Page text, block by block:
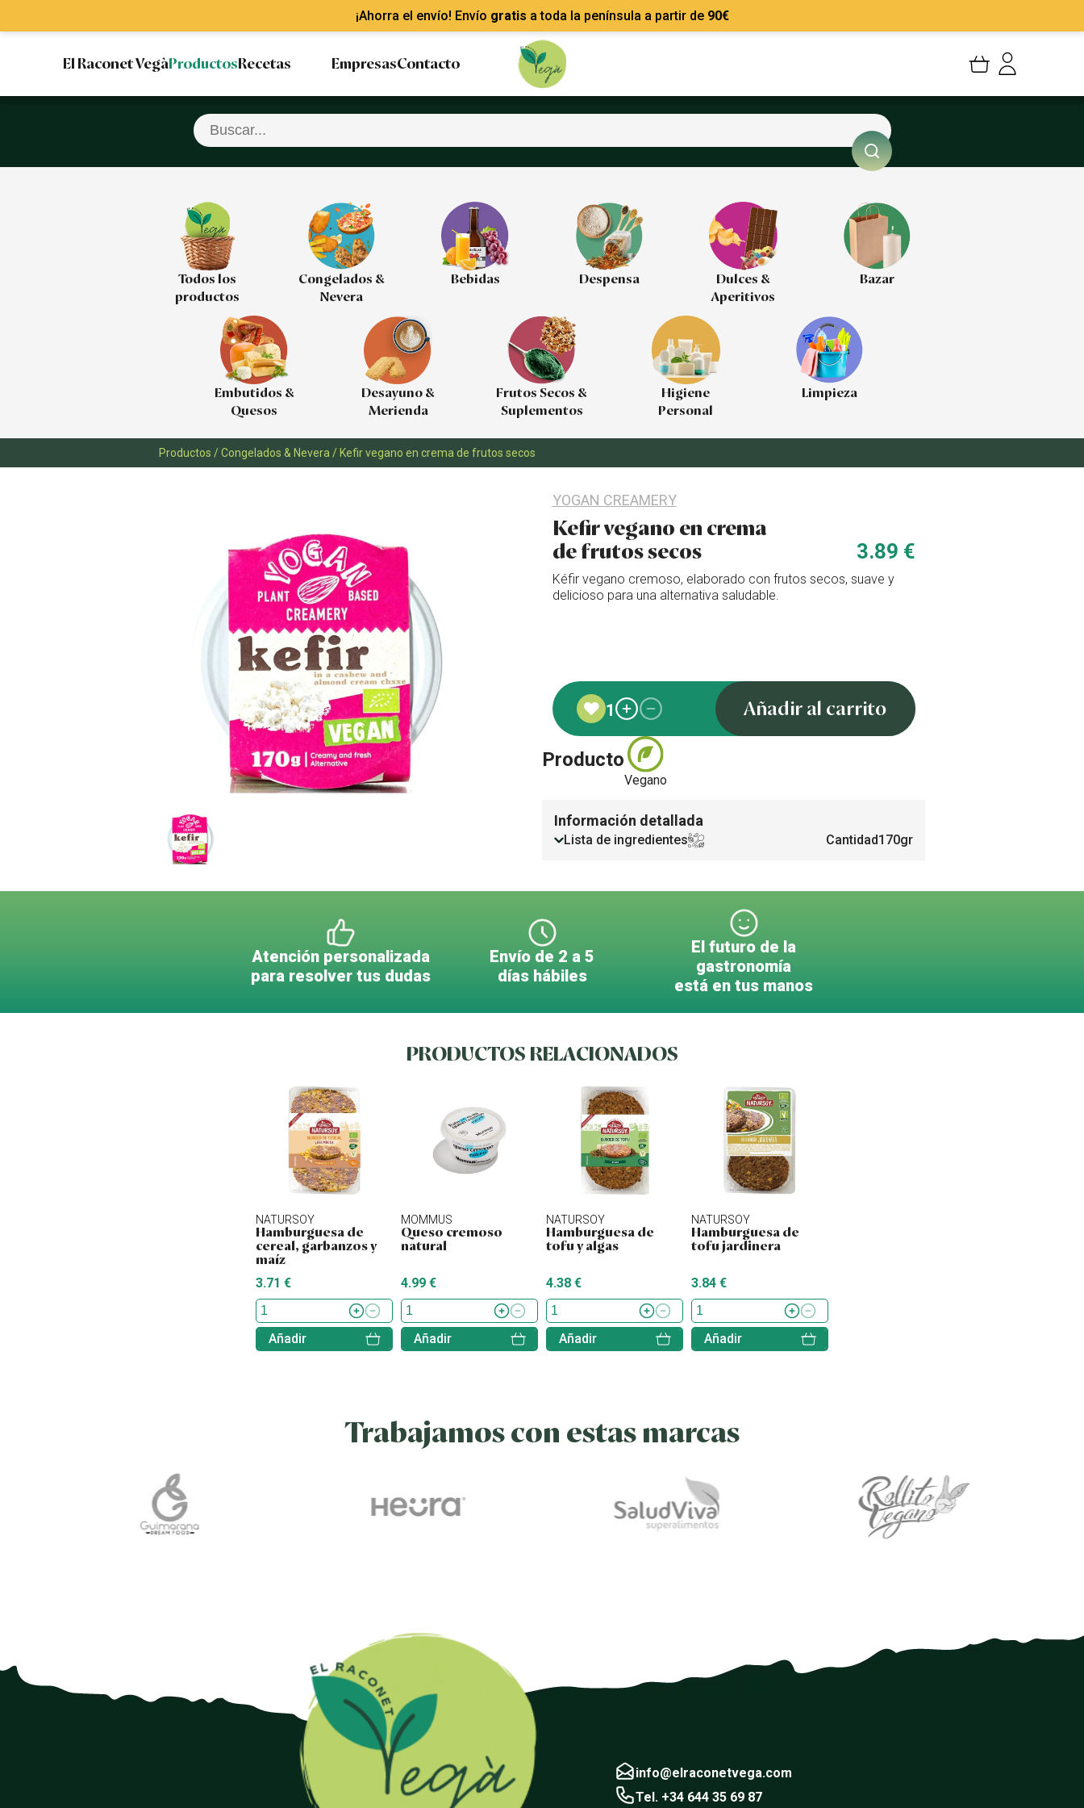
¡Ahorra el envío! Envío gratis a toda la península a partir de 90€
El Raconet VegàProductosRecetas EmpresasContacto
Cerrar sesión
Todos los
productos
Congelados &
Nevera
Bebidas Despensa
Dulces &
Aperitivos
Bazar
Embutidos &
Quesos
Desayuno &
Merienda
Frutos Secos &
Suplementos
Higiene
Personal
Limpieza
Productos /Congelados & Nevera /Kefir vegano en crema de frutos secos
YOGAN CREAMERY
Kefir vegano en crema
de frutos secos
3.89 €
Kéfir vegano cremoso, elaborado con frutos secos, suave y
delicioso para una alternativa saludable.
1 Añadir al carrito
Producto
Vegano
Información detallada
Cantidad170gr
Lista de ingredientes
Atención personalizada
para resolver tus dudas
Envío de 2 a 5
días hábiles
El futuro de la
gastronomía
está en tus manos
PRODUCTOS RELACIONADOS
NATURSOY
Hamburguesa de
cereal, garbanzos y
maíz
3.71 €
Añadir
MOMMUS
Queso cremoso
natural
4.99 €
Añadir
NATURSOY
Hamburguesa de
tofu y algas
4.38 €
Añadir
NATURSOY
Hamburguesa de
tofu jardinera
3.84 €
Añadir
Trabajamos con estas marcas
info@elraconetvega.com
Tel. +34 644 35 69 87